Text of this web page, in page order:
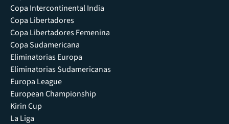
Copa Intercontinental India
Copa Libertadores
Copa Libertadores Femenina
Copa Sudamericana
Eliminatorias Europa
Eliminatorias Sudamericanas
Europa League
European Championship
Kirin Cup
La Liga